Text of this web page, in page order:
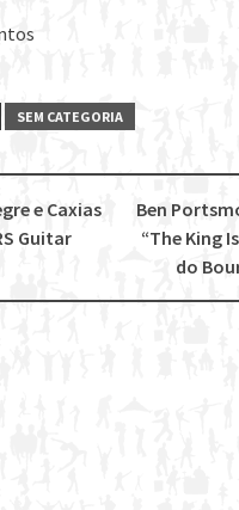
SEM CATEGORIA
Ben
“The King
do
e Caxias
Guitar